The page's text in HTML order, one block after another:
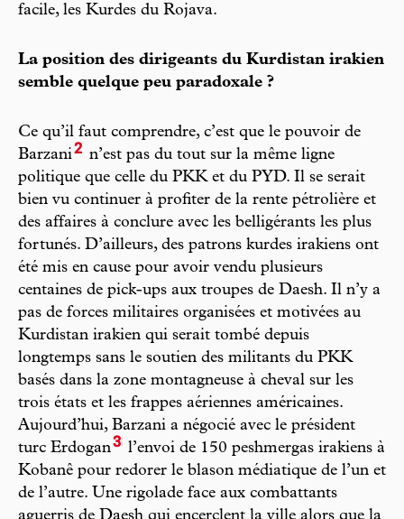
facile, les Kurdes du Rojava.
La position des dirigeants du Kurdistan irakien
semble quelque peu paradoxale ?
Ce qu’il faut comprendre, c’est que le pouvoir de
Barzani2 n’est pas du tout sur la même ligne
politique que celle du PKK et du PYD. Il se serait
bien vu continuer à profiter de la rente pétrolière et
des affaires à conclure avec les belligérants les plus
fortunés. D’ailleurs, des patrons kurdes irakiens ont
été mis en cause pour avoir vendu plusieurs
centaines de pick-ups aux troupes de Daesh. Il n’y a
pas de forces militaires organisées et motivées au
Kurdistan irakien qui serait tombé depuis
longtemps sans le soutien des militants du PKK
basés dans la zone montagneuse à cheval sur les
trois états et les frappes aériennes américaines.
Aujourd’hui, Barzani a négocié avec le président
turc Erdogan3 l’envoi de 150 peshmergas irakiens à
Kobanê pour redorer le blason médiatique de l’un et
de l’autre. Une rigolade face aux combattants